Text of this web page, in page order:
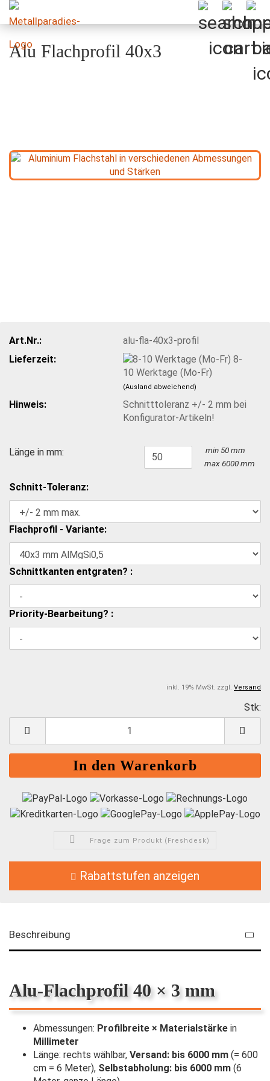
Alu Flachprofil 40x3
Art.Nr.:
alu-fla-40x3-profil
Lieferzeit:
8-
10 Werktage (Mo-Fr)
(Ausland abweichend)
Hinweis:
Schnitttoleranz +/- 2 mm bei
Konfigurator-Artikeln!
Länge in mm:
min 50 mm
max 6000 mm
Schnitt-Toleranz:
Flachprofil - Variante:
Schnittkanten entgraten? :
Priority-Bearbeitung? :
inkl. 19% MwSt. zzgl. Versand
Stk:
Frage zum Produkt (Freshdesk)
Rabattstufen anzeigen
Beschreibung
Alu-Flachprofil 40 × 3 mm
Abmessungen: Profilbreite × Materialstärke in
Millimeter
Länge: rechts wählbar, Versand: bis 6000 mm (= 600
cm = 6 Meter), Selbstabholung: bis 6000 mm (6